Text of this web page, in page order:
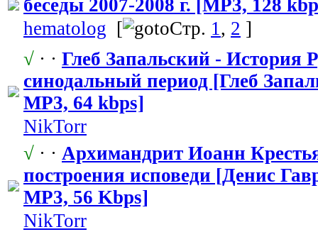
беседы 2007-2008 г. [MP3, 128
hematolog [ Стр. 1 , 2 ]
√ · · Глеб Запальский - История
синодальный период [Глеб
MP3, 64 kbps]
NikTorr
√ · · Архимандрит Иоанн
построения исповеди [Денис
MP3, 56 Kbps]
NikTorr